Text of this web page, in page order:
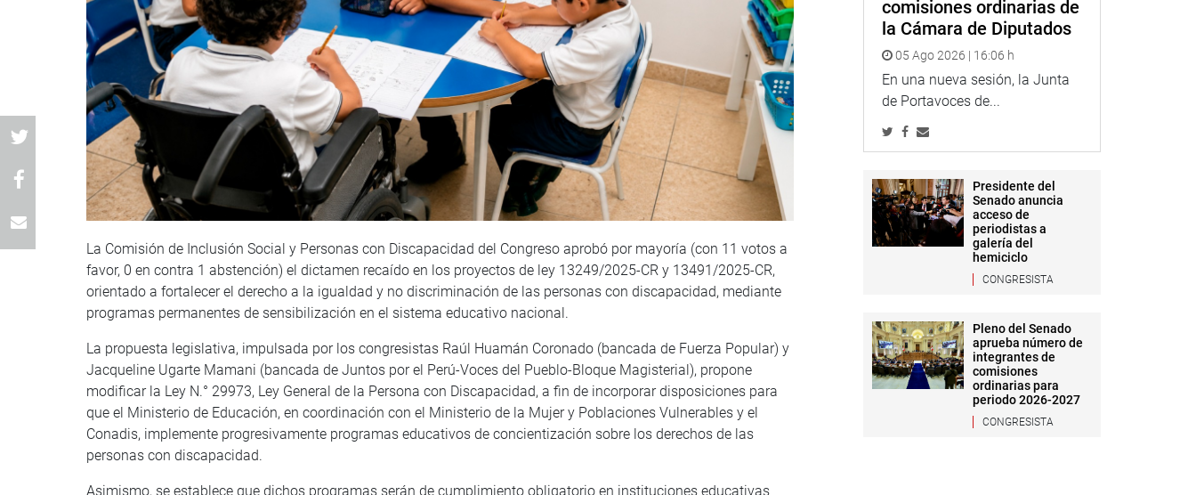
La Comisión de Inclusión Social y Personas con Discapacidad del Congreso aprobó por mayoría (con 11 votos a
favor, 0 en contra 1 abstención) el dictamen recaído en los proyectos de ley 13249/2025-CR y 13491/2025-CR,
orientado a fortalecer el derecho a la igualdad y no discriminación de las personas con discapacidad, mediante
programas permanentes de sensibilización en el sistema educativo nacional.
La propuesta legislativa, impulsada por los congresistas Raúl Huamán Coronado (bancada de Fuerza Popular) y
Jacqueline Ugarte Mamani (bancada de Juntos por el Perú-Voces del Pueblo-Bloque Magisterial), propone
modificar la Ley N.° 29973, Ley General de la Persona con Discapacidad, a fin de incorporar disposiciones para
que el Ministerio de Educación, en coordinación con el Ministerio de la Mujer y Poblaciones Vulnerables y el
Conadis, implemente progresivamente programas educativos de concientización sobre los derechos de las
personas con discapacidad.
Asimismo, se establece que dichos programas serán de cumplimiento obligatorio en instituciones educativas
comisiones ordinarias de
la Cámara de Diputados
05 Ago 2026 | 16:06 h
En una nueva sesión, la Junta
de Portavoces de...
Presidente del
Senado anuncia
acceso de
periodistas a
galería del
hemiciclo
CONGRESISTA
Pleno del Senado
aprueba número de
integrantes de
comisiones
ordinarias para
periodo 2026-2027
CONGRESISTA